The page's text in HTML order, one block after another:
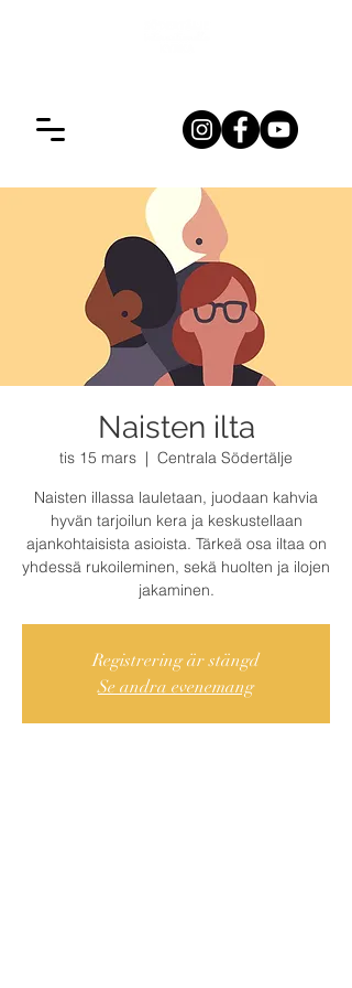
Naisten ilta
tis 15 mars
  |
Centrala Södertälje
Naisten illassa lauletaan, juodaan kahvia
hyvän tarjoilun kera ja keskustellaan
ajankohtaisista asioista. Tärkeä osa iltaa on
yhdessä rukoileminen, sekä huolten ja ilojen
jakaminen.
Registrering är stängd
Se andra evenemang